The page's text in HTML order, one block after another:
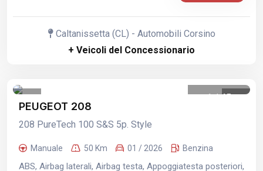
Caltanissetta (CL) - Automobili Corsino
+ Veicoli del Concessionario
1 /45
PEUGEOT 208
208 PureTech 100 S&S 5p. Style
Manuale 50 Km 01 / 2026 Benzina
ABS, Airbag laterali, Airbag testa, Appoggiatesta posteriori,